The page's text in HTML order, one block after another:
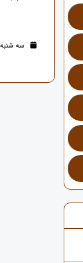
سه شنبه 11 شهریور 1404 (11